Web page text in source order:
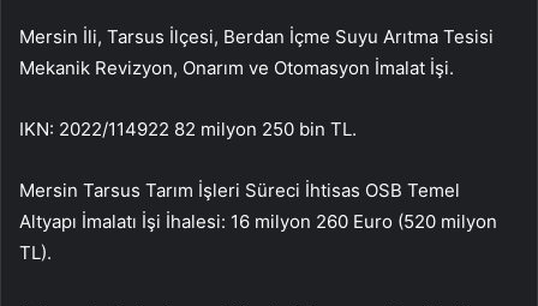
Mersin İli, Tarsus İlçesi, Berdan İçme Suyu Arıtma Tesisi
Mekanik Revizyon, Onarım ve Otomasyon İmalat İşi.
IKN: 2022/114922 82 milyon 250 bin TL.
Mersin Tarsus Tarım İşleri Süreci İhtisas OSB Temel
Altyapı İmalatı İşi İhalesi: 16 milyon 260 Euro (520 milyon
TL).